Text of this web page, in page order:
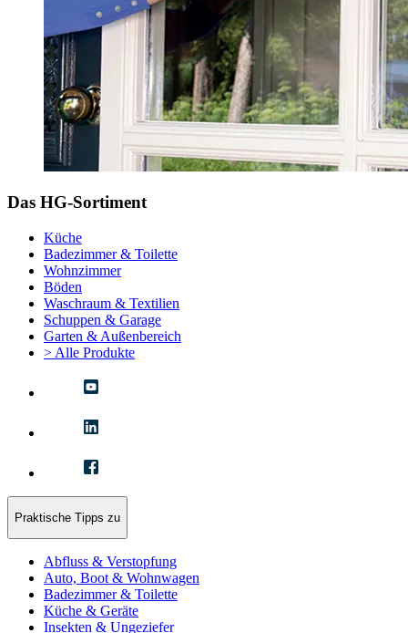
Das HG-Sortiment
Küche
Badezimmer & Toilette
Wohnzimmer
Böden
Waschraum & Textilien
Schuppen & Garage
Garten & Außenbereich
> Alle Produkte
Praktische Tipps zu
Abfluss & Verstopfung
Auto, Boot & Wohnwagen
Badezimmer & Toilette
Küche & Geräte
Insekten & Ungeziefer